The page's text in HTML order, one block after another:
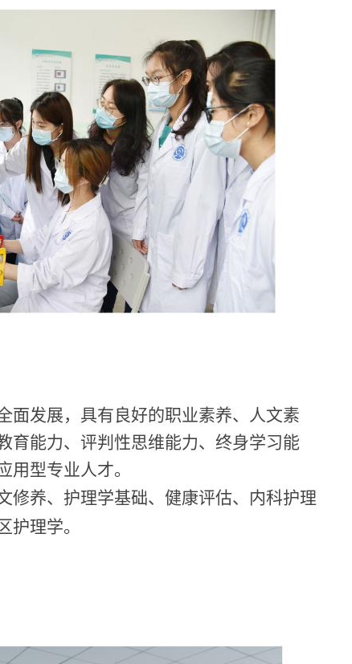
面发展，具有良好的职业素养、人文素
育能力、评判性思维能力、终身学习能
型专业人才。
修养、护理学基础、健康评估、内科护理
理学。